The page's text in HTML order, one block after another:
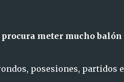
procura meter mucho balón
posesiones, partidos